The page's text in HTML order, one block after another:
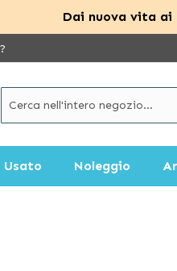
Dai nuova vita ai
Usato Noleggio